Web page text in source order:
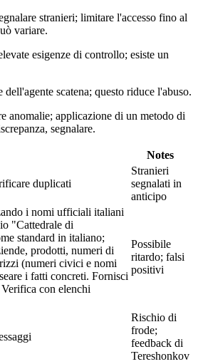
stranieri; limitare l'accesso fino al
variare.
esigenze di controllo; esiste un
scatena; questo riduce l'abuso.
anomalie; applicazione di un metodo di
segnalare.
Notes
duplicati
Stranieri
segnalati in
anticipo
i nomi ufficiali italiani
"Cattedrale di
standard in italiano;
prodotti, numeri di
(numeri civici e nomi
i fatti concreti. Fornisci
con elenchi
Possibile
ritardo; falsi
positivi
Rischio di
frode;
feedback di
Tereshonkov